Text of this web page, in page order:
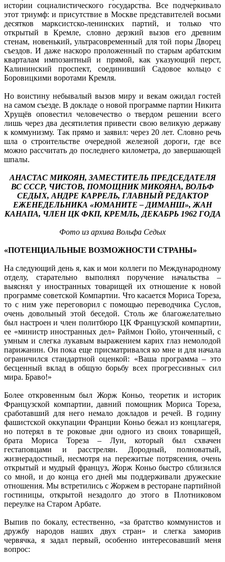
истории социалистического государства. Все подчеркивало
этот триумф: и присутствие в Москве представителей восьми
десятков марксистско-ленинских партий, и только что
открытый в Кремле, словно дерзкий вызов его древним
стенам, новенький, ультрасовременный для той поры Дворец
съездов. И даже наскоро проложенный по старым арбатским
кварталам импозантный и прямой, как указующий перст,
Калининский проспект, соединивший Садовое кольцо с
Боровицкими воротами Кремля.
Но воистину небывалый вызов миру и векам ожидал гостей
на самом съезде. В докладе о новой программе партии Никита
Хрущёв оповестил человечество о твердом решении всего
лишь через два десятилетия привести свою великую державу
к коммунизму. Так прямо и заявил: через 20 лет. Словно речь
шла о строительстве очередной железной дороги, где все
можно рассчитать до последнего километра, до завершающей
шпалы.
АНАСТАС МИКОЯН, ЗАМЕСТИТЕЛЬ ПРЕДСЕДАТЕЛЯ
ВС СССР, ЧИСТОВ, ПОМОЩНИК МИКОЯНА, ВОЛЬФ
СЕДЫХ, АНДРЕ КАРРЕЛЬ, ГЛАВНЫЙ РЕДАКТОР
ЕЖЕНЕДЕЛЬНИКА «ЮМАНИТЕ – ДИМАНШ», ЖАН
КАНАПА, ЧЛЕН ЦК ФКП, КРЕМЛЬ, ДЕКАБРЬ 1962 ГОДА
Фото из архива Вольфа Седых
«ПОТЕНЦИАЛЬНЫЕ ВОЗМОЖНОСТИ СТРАНЫ»
На следующий день я, как и мои коллеги по Международному
отделу, старательно выполнял поручение начальства –
выяснял у иностранных товарищей их отношение к новой
программе советской Компартии. Что касается Мориса Тореза,
то с ним уже переговорил с помощью переводчика Суслов,
очень довольный этой беседой. Столь же благожелательно
был настроен и член политбюро ЦК Французской компартии,
ее «министр иностранных дел» Раймон Гюйо, утонченный, с
умным и слегка лукавым выражением карих глаз немолодой
парижанин. Он пока еще присматривался ко мне и для начала
ограничился стандартной оценкой: «Ваша программа – это
бесценный вклад в общую борьбу всех прогрессивных сил
мира. Браво!»
Более откровенным был Жорж Коньо, теоретик и историк
Французской компартии, давний помощник Мориса Тореза,
сработавший для него немало докладов и речей. В годину
фашистской оккупации Франции Коньо бежал из концлагеря,
но потерял в те роковые дни одного из своих товарищей,
брата Мориса Тореза – Луи, который был схвачен
гестаповцами и расстрелян. Дородный, полноватый,
жизнерадостный, несмотря на пережитые потрясения, очень
открытый и мудрый француз, Жорж Коньо быстро сблизился
со мной, и до конца его дней мы поддерживали дружеские
отношения. Мы встретились с Жоржем в ресторане партийной
гос­тиницы, открытой незадолго до этого в Плотниковом
переулке на Старом Арбате.
Выпив по бокалу, естественно, «за братство коммунистов и
дружбу народов наших двух стран» и слегка заморив
червячка, я задал первый, особенно интересовавший меня
вопрос: